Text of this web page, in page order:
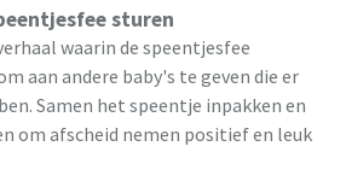
sturen
waarin de speentjesfee
aan andere baby's te geven die er
Samen het speentje inpakken en
om afscheid nemen positief en leuk